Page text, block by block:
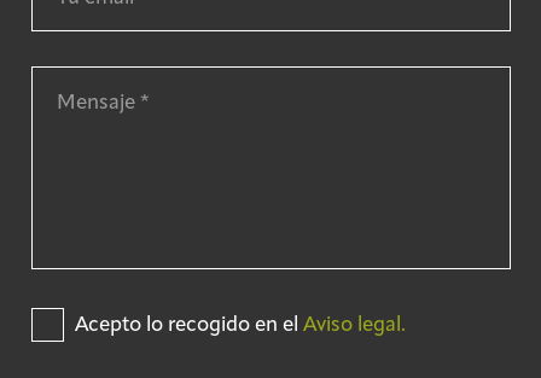
Acepto lo recogido en el Aviso legal.